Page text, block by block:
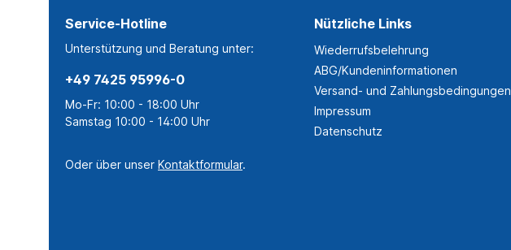
Service-Hotline
Unterstützung und Beratung unter:
+49 7425 95996-0
Mo-Fr: 10:00 - 18:00 Uhr
Samstag 10:00 - 14:00 Uhr
Oder über unser Kontaktformular.
Nützliche Links
Wiederrufsbelehrung
ABG/Kundeninformationen
Versand- und Zahlungsbedingungen
Impressum
Datenschutz